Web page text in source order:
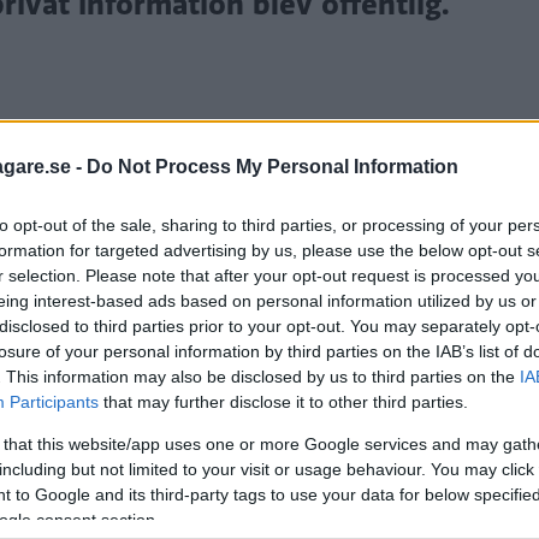
- Do Not Process My Personal Information
opt-out of the sale, sharing to third parties, or processing of your
for targeted advertising by us, please use the below opt-out
selection. Please note that after your opt-out request is processed
interest-based ads based on personal information utilized by us
to third parties prior to your opt-out. You may separately
of your personal information by third parties on the IAB’s list of
This information may also be disclosed by us to third parties on the
Participants that may further disclose it to other third parties.
that this website/app uses one or more Google services and may
but not limited to your visit or usage behaviour. You may
to Google and its third-party tags to use your data for below
consent section.
i ett molnsystem hos Toyota varit inställt som
två miljoner Toyota- och Lexusbilar i Japan varit
bland annat omfattar information om bilarnas
utnyttjats av någon med ont uppsåt.